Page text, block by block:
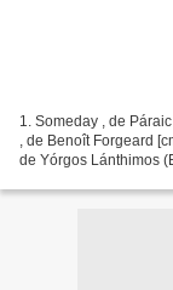
1. Someday , de
, de Benoît Forgeard
de Yórgos Lánthimos